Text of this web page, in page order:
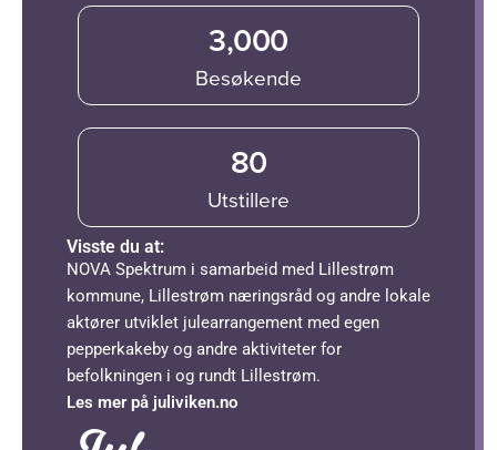
Besøkende
3,000
Utstillere
80
Visste du at:
NOVA Spektrum i samarbeid med Lillestrøm
kommune, Lillestrøm næringsråd og andre lokale
aktører utviklet julearrangement med egen
pepperkakeby og andre aktiviteter for
befolkningen i og rundt Lillestrøm.
Les mer på juliviken.no